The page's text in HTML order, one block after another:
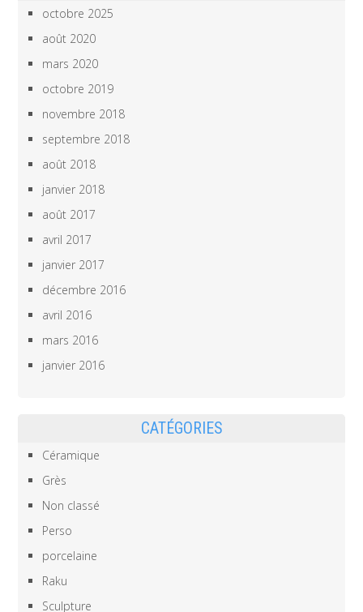
octobre 2025
août 2020
mars 2020
octobre 2019
novembre 2018
septembre 2018
août 2018
janvier 2018
août 2017
avril 2017
janvier 2017
décembre 2016
avril 2016
mars 2016
janvier 2016
CATÉGORIES
Céramique
Grès
Non classé
Perso
porcelaine
Raku
Sculpture